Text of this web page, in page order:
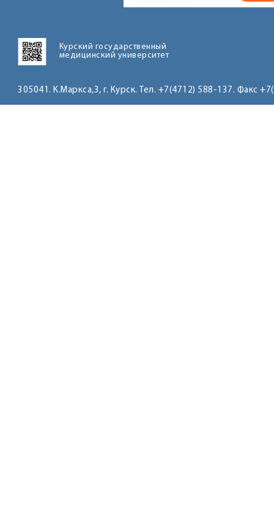
Курский государственный
медицинский университет
305041. К.Маркса,3, г. Курск. Тел. +7(4712) 588-137. Факс